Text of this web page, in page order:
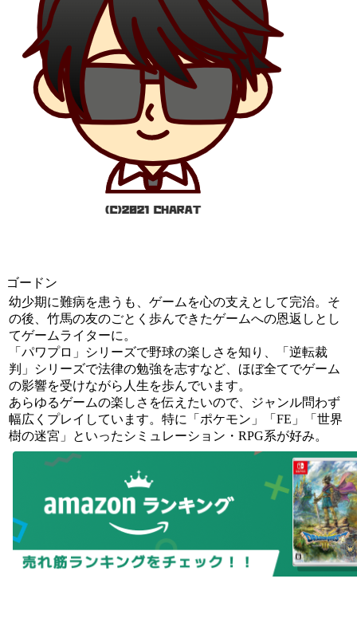
ゴードン
幼少期に難病を患うも、ゲームを心の支えとして完治。そ
の後、竹馬の友のごとく歩んできたゲームへの恩返しとし
てゲームライターに。
「パワプロ」シリーズで野球の楽しさを知り、「逆転裁
判」シリーズで法律の勉強を志すなど、ほぼ全てでゲーム
の影響を受けながら人生を歩んでいます。
あらゆるゲームの楽しさを伝えたいので、ジャンル問わず
幅広くプレイしています。特に「ポケモン」「FE」「世界
樹の迷宮」といったシミュレーション・RPG系が好み。